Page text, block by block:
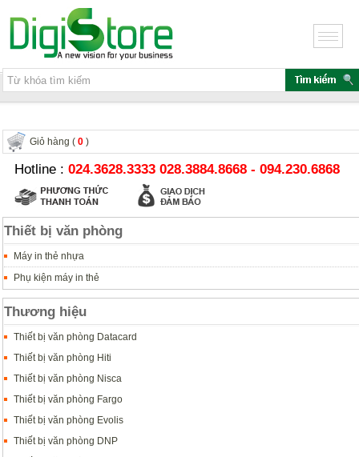
Giỏ hàng ( 0 )
Hotline : 024.3628.3333 028.3884.8668 - 094.230.6868
Thiết bị văn phòng
Máy in thẻ nhựa
Phụ kiện máy in thẻ
Thương hiệu
Thiết bị văn phòng Datacard
Thiết bị văn phòng Hiti
Thiết bị văn phòng Nisca
Thiết bị văn phòng Fargo
Thiết bị văn phòng Evolis
Thiết bị văn phòng DNP